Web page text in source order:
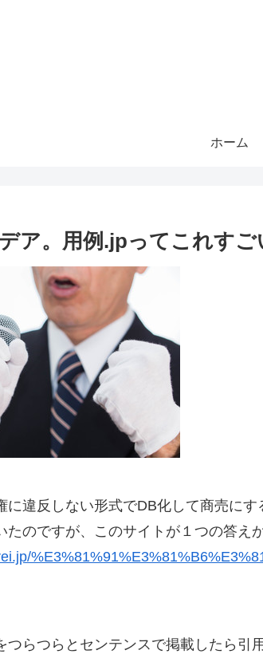
ホーム
ア。用例.jpってこれすご
に違反しない形式でDB化して商売に
たのですが、このサイトが１つの答え
つらつらとセンテンスで掲載したら引